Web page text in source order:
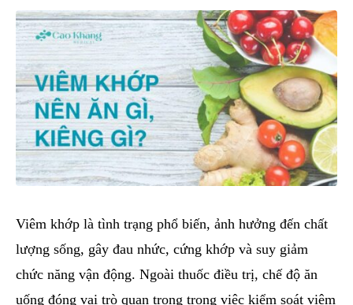
Viêm khớp là tình trạng phổ biến, ảnh hưởng đến chất
lượng sống, gây đau nhức, cứng khớp và suy giảm
chức năng vận động. Ngoài thuốc điều trị, chế độ ăn
uống đóng vai trò quan trọng trong việc kiểm soát viêm